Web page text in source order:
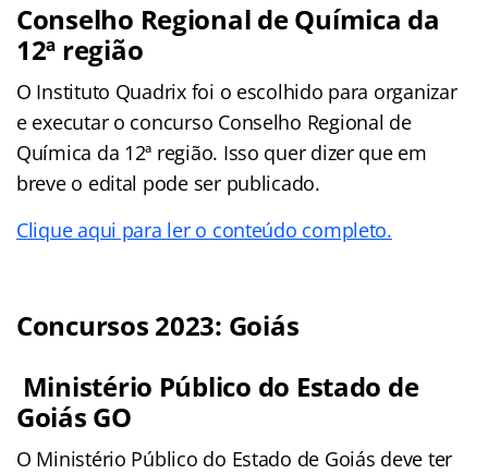
Conselho Regional de Química da
12ª região
O Instituto Quadrix foi o escolhido para organizar
e executar o concurso Conselho Regional de
Química da 12ª região. Isso quer dizer que em
breve o edital pode ser publicado.
Clique aqui para ler o conteúdo completo.
Concursos 2023: Goiás
Ministério Público do Estado de
Goiás GO
O Ministério Público do Estado de Goiás deve ter